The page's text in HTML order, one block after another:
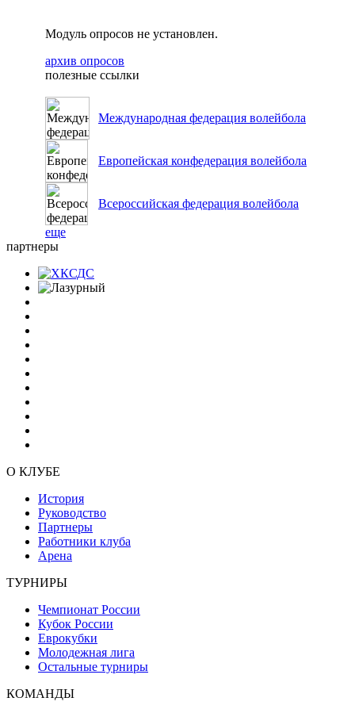
Модуль опросов не установлен.
архив опросов
полезные ссылки
Международная федерация волейбола
Европейская конфедерация волейбола
Всероссийская федерация волейбола
еще
партнеры
О КЛУБЕ
История
Руководство
Партнеры
Работники клуба
Арена
ТУРНИРЫ
Чемпионат России
Кубок России
Еврокубки
Молодежная лига
Остальные турниры
КОМАНДЫ